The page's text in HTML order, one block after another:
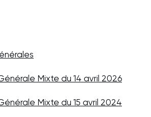
Mixte du 14 avril 2026
Mixte du 15 avril 2024